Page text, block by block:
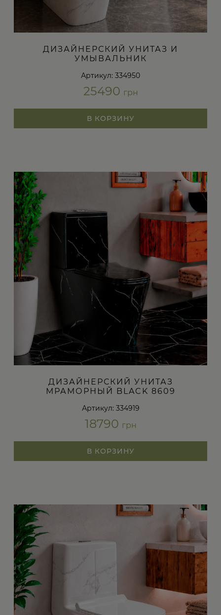
ДИЗАЙНЕРСКИЙ УНИТАЗ И
УМЫВАЛЬНИК
Артикул: 334950
25490 грн
В КОРЗИНУ
ДИЗАЙНЕРСКИЙ УНИТАЗ
МРАМОРНЫЙ BLACK 8609
Артикул: 334919
18790 грн
В КОРЗИНУ